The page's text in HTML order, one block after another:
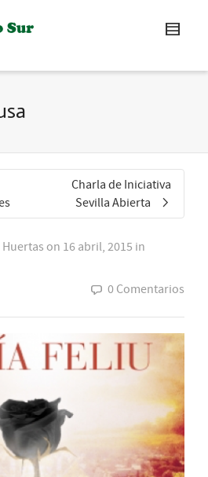
Charla de Iniciativa
Sevilla Abierta
on 16 abril, 2015 in
0 Comentarios